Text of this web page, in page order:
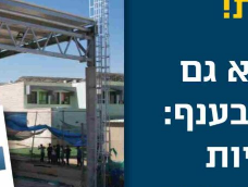
תיק עבודות מוסדות ציבור וחינוך /